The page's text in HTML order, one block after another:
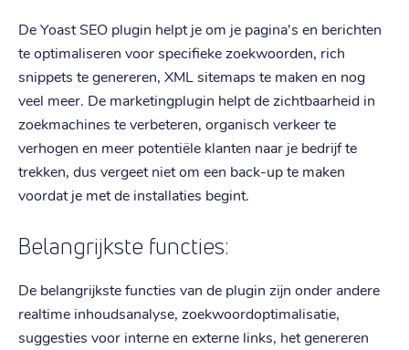
De Yoast SEO plugin helpt je om je pagina's en berichten
te optimaliseren voor specifieke zoekwoorden, rich
snippets te genereren, XML sitemaps te maken en nog
veel meer. De marketingplugin helpt de zichtbaarheid in
zoekmachines te verbeteren, organisch verkeer te
verhogen en meer potentiële klanten naar je bedrijf te
trekken, dus vergeet niet om een back-up te maken
voordat je met de installaties begint.
Belangrijkste functies:
De belangrijkste functies van de plugin zijn onder andere
realtime inhoudsanalyse, zoekwoordoptimalisatie,
suggesties voor interne en externe links, het genereren